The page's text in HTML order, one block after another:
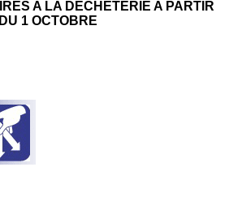
A LA DECHETERIE A PARTIR
DU 1 OCTOBRE